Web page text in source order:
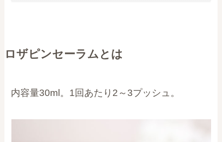
ロザピンセーラムとは
内容量30ml。1回あたり2～3プッシュ。